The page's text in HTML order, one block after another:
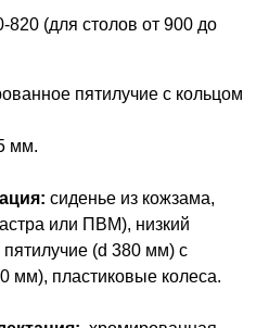
820 (для столов от 900 до
пятилучие с кольцом
мм.
cиденье из кожзама,
или ПВМ), низкий
(d 380 мм) с
мм), пластиковые колеса.